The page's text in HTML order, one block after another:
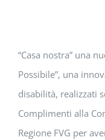
“Casa nostra” una
Possibile”, una
disabilità, realizzati
Complimenti alla
Regione FVG per